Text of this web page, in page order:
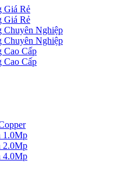
Giá Rẻ
Giá Rẻ
Chuyên Nghiệp
Chuyên Nghiệp
Cao Cấp
Cao Cấp
1.0Mp
2.0Mp
4.0Mp